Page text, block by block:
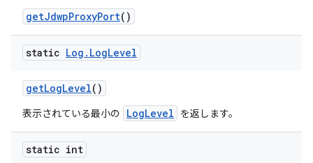
getJdwpProxyPort()
static Log . LogLevel
getLogLevel()
表示されている最小の LogLevel を返します。
static int